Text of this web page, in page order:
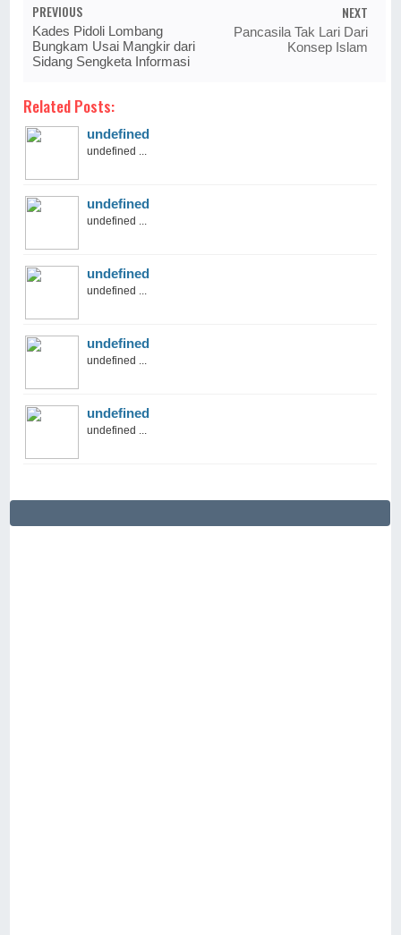
PREVIOUS
Kades Pidoli Lombang
Bungkam Usai Mangkir dari
Sidang Sengketa Informasi
NEXT
Pancasila Tak Lari Dari
Konsep Islam
Related Posts:
undefined
undefined ...
undefined
undefined ...
undefined
undefined ...
undefined
undefined ...
undefined
undefined ...